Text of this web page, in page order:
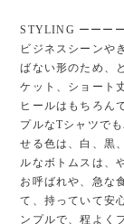
STYLING ーーー
ビジネスシーンや
ばない形のため、
ケット、ショート
ヒールはもちろん
プルなTシャツで
せる色は、白、黒
ルなボトムスは、
お呼ばれや、急な
て、持っていて安
ンプルで、程よく